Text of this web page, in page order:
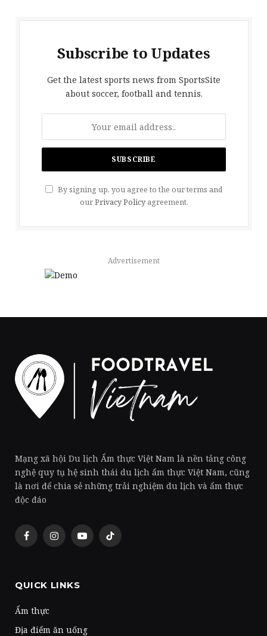
Subscribe to Updates
Get the latest sports news from SportsSite
about soccer, football and tennis.
By signing up, you agree to the our terms and
ourPrivacy Policyagreement.
Advertisement
Mạng xã hội Du lịch Ẩm thực Việt Nam là nền tảng công
nghệ quy tụ hệ sinh thái du lịch ẩm thực Việt Nam, cũng
là nơi để chia sẻ những trải nghiệm du lịch và ẩm thực
độc đáo
FacebookInstagramYouTubeTikTok
QUICK LINKS
Ẩm thực
Địa điểm ăn uống